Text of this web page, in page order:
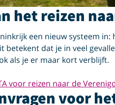
het reizen
een nieuw systeem in:
betekent dat je in veel
als je er maar kort verblijft.
voor reizen naar de
voor